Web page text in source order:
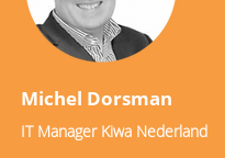
Michel Dorsman
IT Manager Kiwa Nederland